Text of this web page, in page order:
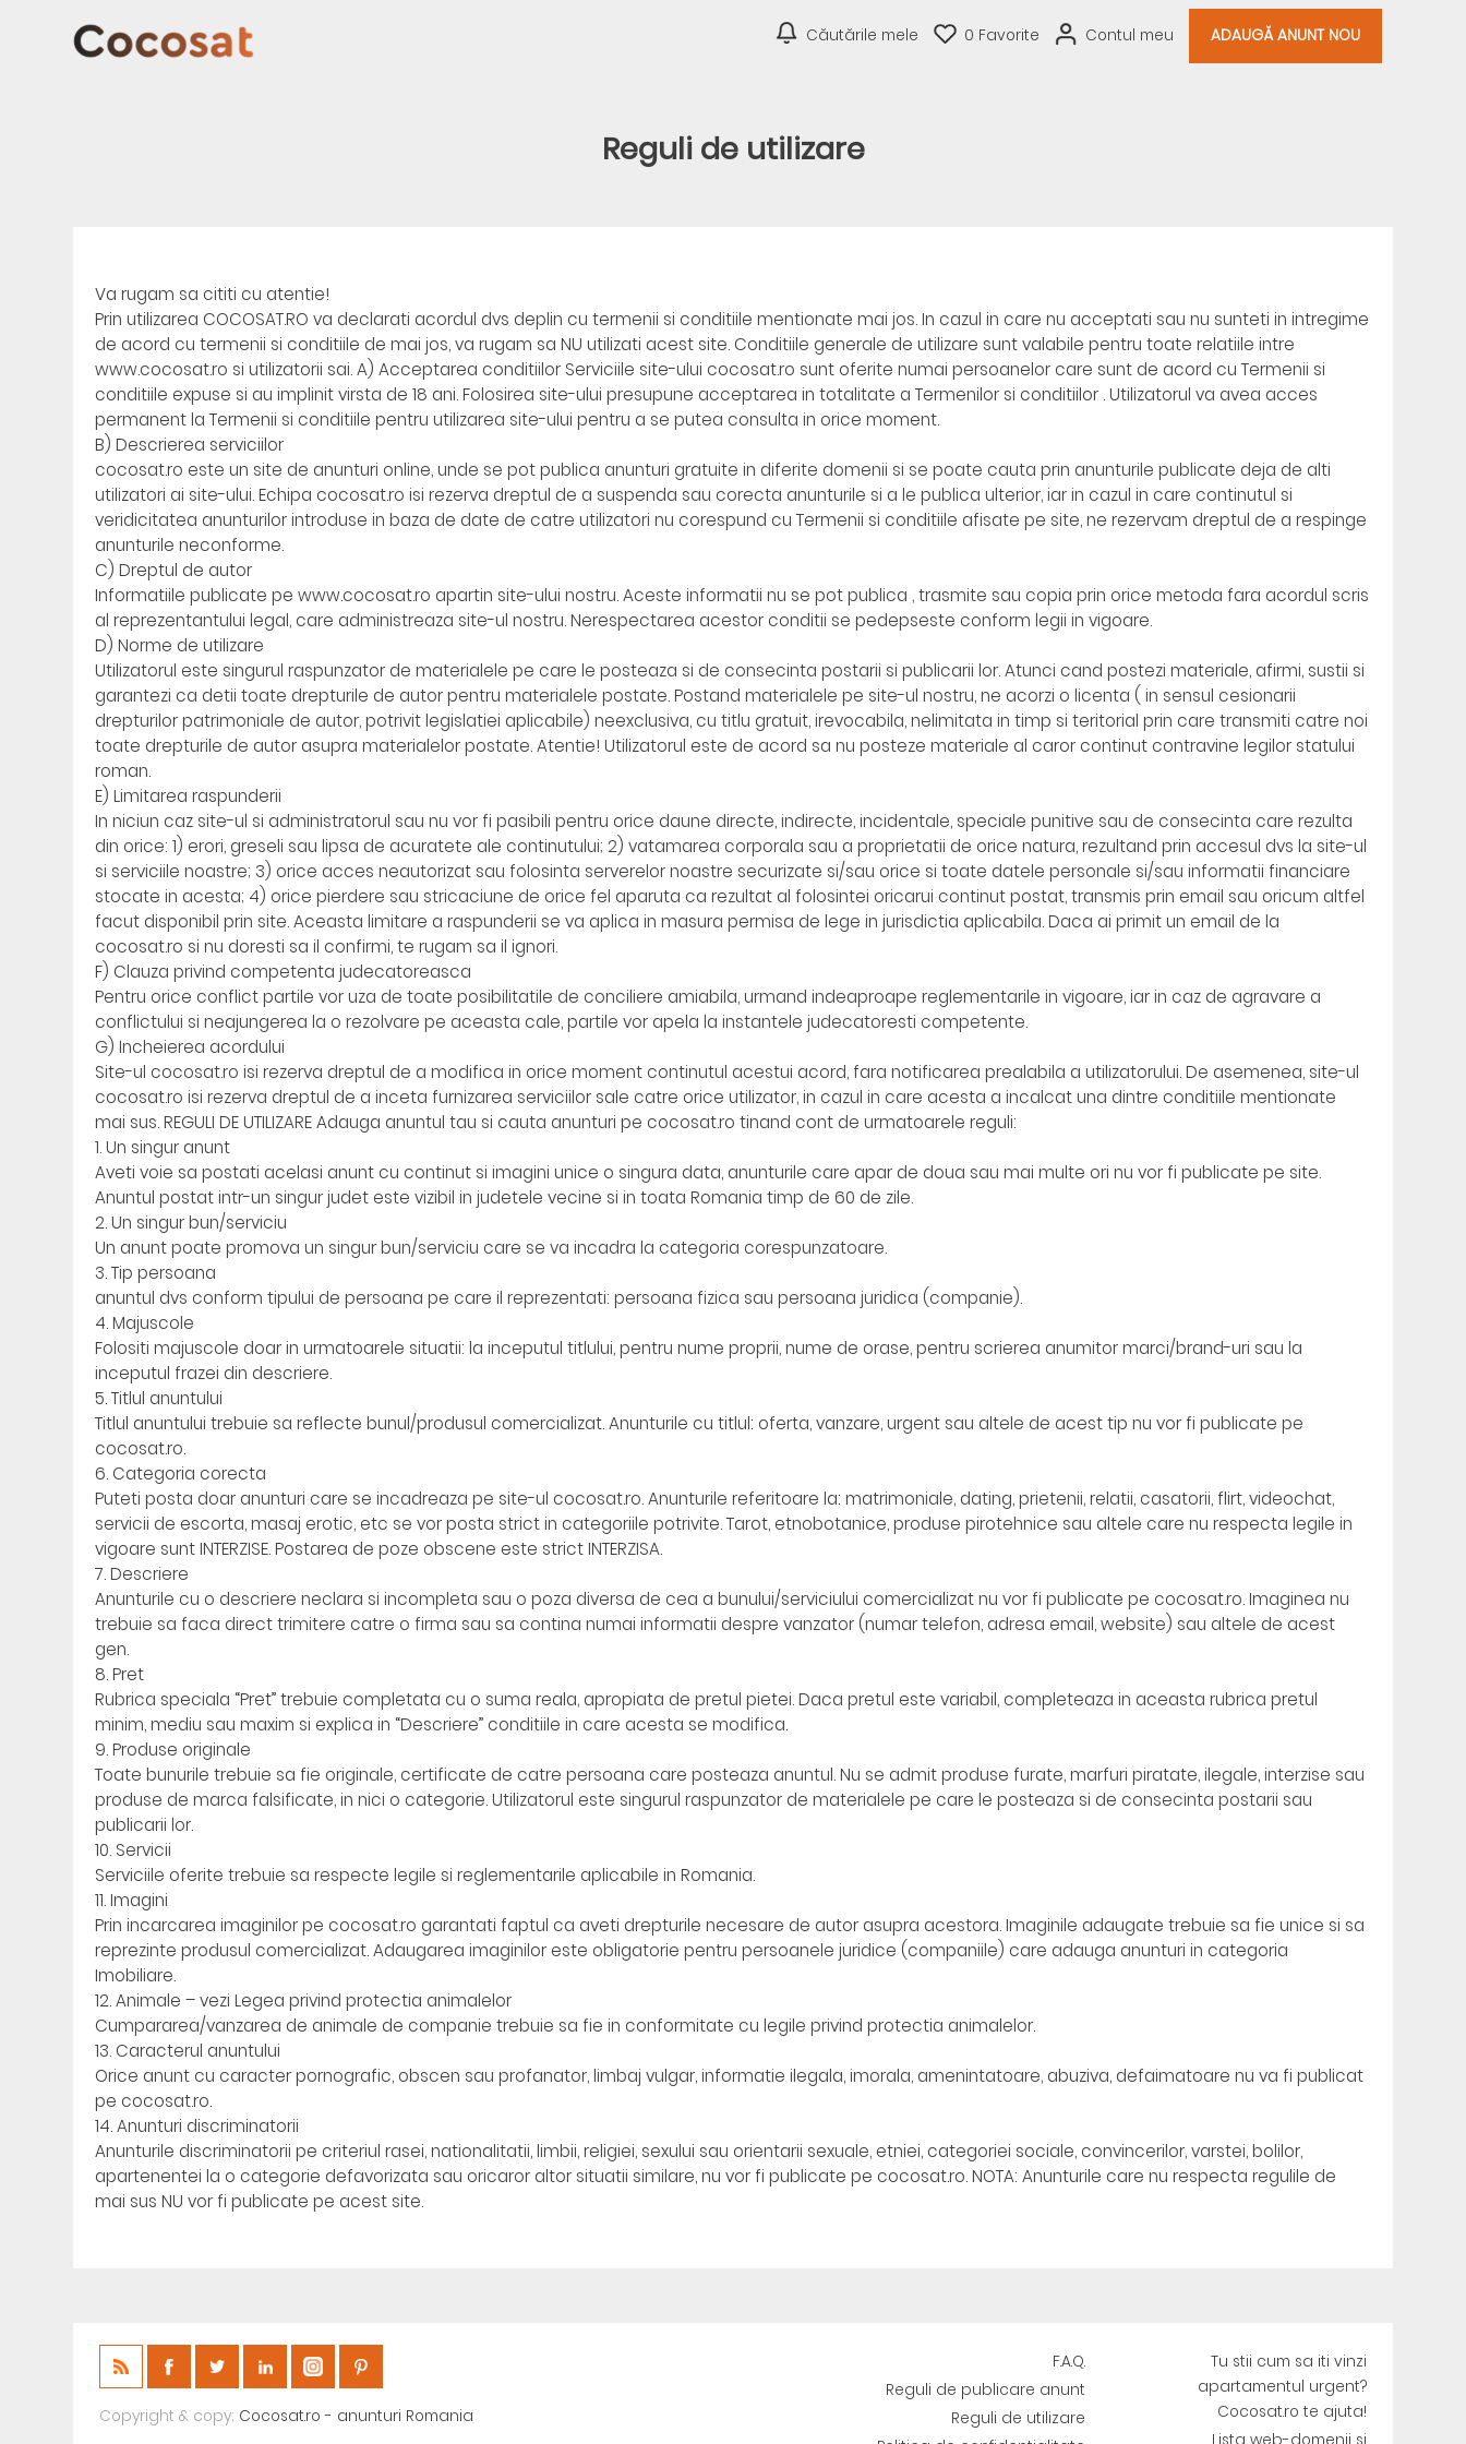
Căutările mele 0 Favorite Contul meu ADAUGĂ ANUNT NOU
Reguli de utilizare
Va rugam sa cititi cu atentie!
Prin utilizarea COCOSAT.RO va declarati acordul dvs deplin cu termenii si conditiile mentionate mai jos. In cazul in care nu acceptati sau nu sunteti in intregime
de acord cu termenii si conditiile de mai jos, va rugam sa NU utilizati acest site. Conditiile generale de utilizare sunt valabile pentru toate relatiile intre
www.cocosat.ro si utilizatorii sai. A) Acceptarea conditiilor Serviciile site-ului cocosat.ro sunt oferite numai persoanelor care sunt de acord cu Termenii si
conditiile expuse si au implinit virsta de 18 ani. Folosirea site-ului presupune acceptarea in totalitate a Termenilor si conditiilor . Utilizatorul va avea acces
permanent la Termenii si conditiile pentru utilizarea site-ului pentru a se putea consulta in orice moment.
B) Descrierea serviciilor
cocosat.ro este un site de anunturi online, unde se pot publica anunturi gratuite in diferite domenii si se poate cauta prin anunturile publicate deja de alti
utilizatori ai site-ului. Echipa cocosat.ro isi rezerva dreptul de a suspenda sau corecta anunturile si a le publica ulterior, iar in cazul in care continutul si
veridicitatea anunturilor introduse in baza de date de catre utilizatori nu corespund cu Termenii si conditiile afisate pe site, ne rezervam dreptul de a respinge
anunturile neconforme.
C) Dreptul de autor
Informatiile publicate pe www.cocosat.ro apartin site-ului nostru. Aceste informatii nu se pot publica , trasmite sau copia prin orice metoda fara acordul scris
al reprezentantului legal, care administreaza site-ul nostru. Nerespectarea acestor conditii se pedepseste conform legii in vigoare.
D) Norme de utilizare
Utilizatorul este singurul raspunzator de materialele pe care le posteaza si de consecinta postarii si publicarii lor. Atunci cand postezi materiale, afirmi, sustii si
garantezi ca detii toate drepturile de autor pentru materialele postate. Postand materialele pe site-ul nostru, ne acorzi o licenta ( in sensul cesionarii
drepturilor patrimoniale de autor, potrivit legislatiei aplicabile) neexclusiva, cu titlu gratuit, irevocabila, nelimitata in timp si teritorial prin care transmiti catre noi
toate drepturile de autor asupra materialelor postate. Atentie! Utilizatorul este de acord sa nu posteze materiale al caror continut contravine legilor statului
roman.
E) Limitarea raspunderii
In niciun caz site-ul si administratorul sau nu vor fi pasibili pentru orice daune directe, indirecte, incidentale, speciale punitive sau de consecinta care rezulta
din orice: 1) erori, greseli sau lipsa de acuratete ale continutului; 2) vatamarea corporala sau a proprietatii de orice natura, rezultand prin accesul dvs la site-ul
si serviciile noastre; 3) orice acces neautorizat sau folosinta serverelor noastre securizate si/sau orice si toate datele personale si/sau informatii financiare
stocate in acesta; 4) orice pierdere sau stricaciune de orice fel aparuta ca rezultat al folosintei oricarui continut postat, transmis prin email sau oricum altfel
facut disponibil prin site. Aceasta limitare a raspunderii se va aplica in masura permisa de lege in jurisdictia aplicabila. Daca ai primit un email de la
cocosat.ro si nu doresti sa il confirmi, te rugam sa il ignori.
F) Clauza privind competenta judecatoreasca
Pentru orice conflict partile vor uza de toate posibilitatile de conciliere amiabila, urmand indeaproape reglementarile in vigoare, iar in caz de agravare a
conflictului si neajungerea la o rezolvare pe aceasta cale, partile vor apela la instantele judecatoresti competente.
G) Incheierea acordului
Site-ul cocosat.ro isi rezerva dreptul de a modifica in orice moment continutul acestui acord, fara notificarea prealabila a utilizatorului. De asemenea, site-ul
cocosat.ro isi rezerva dreptul de a inceta furnizarea serviciilor sale catre orice utilizator, in cazul in care acesta a incalcat una dintre conditiile mentionate
mai sus. REGULI DE UTILIZARE Adauga anuntul tau si cauta anunturi pe cocosat.ro tinand cont de urmatoarele reguli:
1. Un singur anunt
Aveti voie sa postati acelasi anunt cu continut si imagini unice o singura data, anunturile care apar de doua sau mai multe ori nu vor fi publicate pe site.
Anuntul postat intr-un singur judet este vizibil in judetele vecine si in toata Romania timp de 60 de zile.
2. Un singur bun/serviciu
Un anunt poate promova un singur bun/serviciu care se va incadra la categoria corespunzatoare.
3. Tip persoana
anuntul dvs conform tipului de persoana pe care il reprezentati: persoana fizica sau persoana juridica (companie).
4. Majuscole
Folositi majuscole doar in urmatoarele situatii: la inceputul titlului, pentru nume proprii, nume de orase, pentru scrierea anumitor marci/brand-uri sau la
inceputul frazei din descriere.
5. Titlul anuntului
Titlul anuntului trebuie sa reflecte bunul/produsul comercializat. Anunturile cu titlul: oferta, vanzare, urgent sau altele de acest tip nu vor fi publicate pe
cocosat.ro.
6. Categoria corecta
Puteti posta doar anunturi care se incadreaza pe site-ul cocosat.ro. Anunturile referitoare la: matrimoniale, dating, prietenii, relatii, casatorii, flirt, videochat,
servicii de escorta, masaj erotic, etc se vor posta strict in categoriile potrivite. Tarot, etnobotanice, produse pirotehnice sau altele care nu respecta legile in
vigoare sunt INTERZISE. Postarea de poze obscene este strict INTERZISA.
7. Descriere
Anunturile cu o descriere neclara si incompleta sau o poza diversa de cea a bunului/serviciului comercializat nu vor fi publicate pe cocosat.ro. Imaginea nu
trebuie sa faca direct trimitere catre o firma sau sa contina numai informatii despre vanzator (numar telefon, adresa email, website) sau altele de acest
gen.
8. Pret
Rubrica speciala “Pret” trebuie completata cu o suma reala, apropiata de pretul pietei. Daca pretul este variabil, completeaza in aceasta rubrica pretul
minim, mediu sau maxim si explica in “Descriere” conditiile in care acesta se modifica.
9. Produse originale
Toate bunurile trebuie sa fie originale, certificate de catre persoana care posteaza anuntul. Nu se admit produse furate, marfuri piratate, ilegale, interzise sau
produse de marca falsificate, in nici o categorie. Utilizatorul este singurul raspunzator de materialele pe care le posteaza si de consecinta postarii sau
publicarii lor.
10. Servicii
Serviciile oferite trebuie sa respecte legile si reglementarile aplicabile in Romania.
11. Imagini
Prin incarcarea imaginilor pe cocosat.ro garantati faptul ca aveti drepturile necesare de autor asupra acestora. Imaginile adaugate trebuie sa fie unice si sa
reprezinte produsul comercializat. Adaugarea imaginilor este obligatorie pentru persoanele juridice (companiile) care adauga anunturi in categoria
Imobiliare.
12. Animale – vezi Legea privind protectia animalelor
Cumpararea/vanzarea de animale de companie trebuie sa fie in conformitate cu legile privind protectia animalelor.
13. Caracterul anuntului
Orice anunt cu caracter pornografic, obscen sau profanator, limbaj vulgar, informatie ilegala, imorala, amenintatoare, abuziva, defaimatoare nu va fi publicat
pe cocosat.ro.
14. Anunturi discriminatorii
Anunturile discriminatorii pe criteriul rasei, nationalitatii, limbii, religiei, sexului sau orientarii sexuale, etniei, categoriei sociale, convincerilor, varstei, bolilor,
apartenentei la o categorie defavorizata sau oricaror altor situatii similare, nu vor fi publicate pe cocosat.ro. NOTA: Anunturile care nu respecta regulile de
mai sus NU vor fi publicate pe acest site.
Copyright & copy; Cocosat.ro - anunturi Romania
F.A.Q.
Reguli de publicare anunt
Reguli de utilizare
Tu stii cum sa iti vinzi
apartamentul urgent?
Cocosat.ro te ajuta!